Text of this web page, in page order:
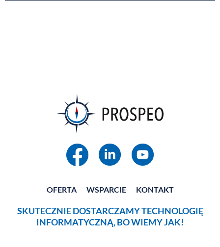
OFERTA WSPARCIE KONTAKT
SKUTECZNIE DOSTARCZAMY TECHNOLOGIĘ
INFORMATYCZNĄ, BO WIEMY JAK!